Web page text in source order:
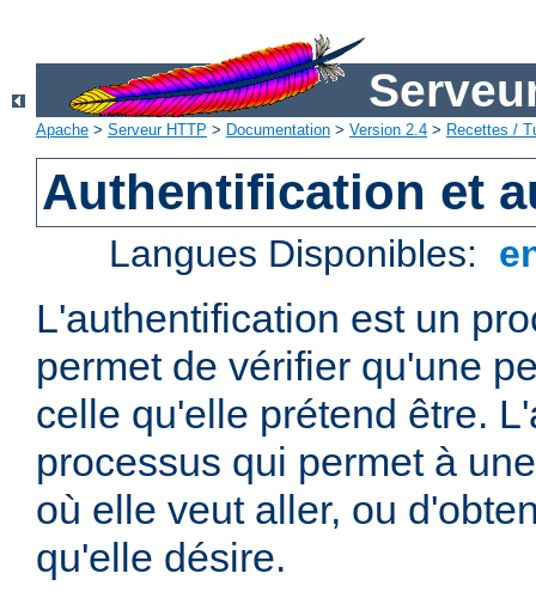
Apache > Serveur HTTP > Documentation > Version 2.4 > Recettes /
Authentification et
Langues Disponibles:
L'authentification est un
permet de vérifier qu'une
celle qu'elle prétend être.
processus qui permet à
où elle veut aller, ou
qu'elle désire.